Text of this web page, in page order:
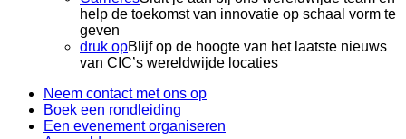
help de toekomst van innovatie op schaal vorm te
geven
druk opBlijf op de hoogte van het laatste nieuws
van CIC’s wereldwijde locaties
Neem contact met ons op
Boek een rondleiding
Een evenement organiseren